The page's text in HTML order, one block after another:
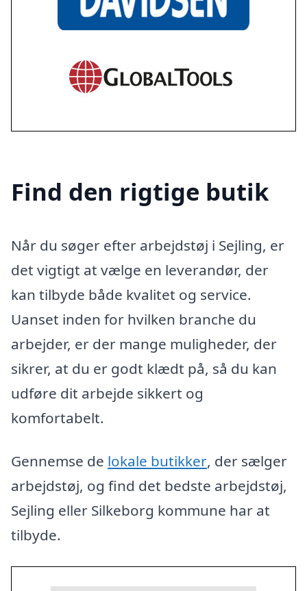
Find den rigtige butik
Når du søger efter arbejdstøj i Sejling, er
det vigtigt at vælge en leverandør, der
kan tilbyde både kvalitet og service.
Uanset inden for hvilken branche du
arbejder, er der mange muligheder, der
sikrer, at du er godt klædt på, så du kan
udføre dit arbejde sikkert og
komfortabelt.
Gennemse de lokale butikker, der sælger
arbejdstøj, og find det bedste arbejdstøj,
Sejling eller Silkeborg kommune har at
tilbyde.